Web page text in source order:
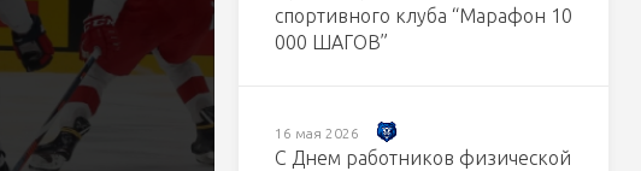
спортивного клуба “Марафон 10
000 ШАГОВ”
16 мая 2026
С Днем работников физической